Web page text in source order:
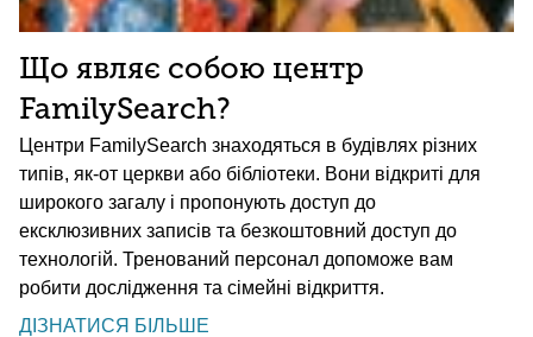
Що являє собою центр
FamilySearch?
Центри FamilySearch знаходяться в будівлях різних
типів, як-от церкви або бібліотеки. Вони відкриті для
широкого загалу і пропонують доступ до
ексклюзивних записів та безкоштовний доступ до
технологій. Тренований персонал допоможе вам
робити дослідження та сімейні відкриття.
ДІЗНАТИСЯ БІЛЬШЕ